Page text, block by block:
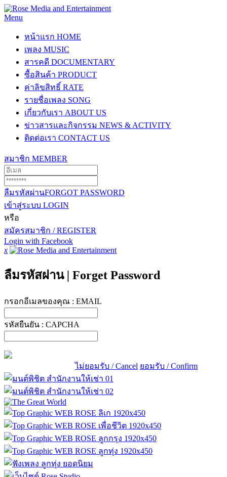
Menu
หน้าแรก HOME
เพลง MUSIC
สารคดี DOCUMENTARY
ซื้อสินค้า PRODUCT
ค่าลิขสิทธิ์ RATE
รายชื่อเพลง SONG
เกี่ยวกับเรา ABOUT US
ข่าวสารและกิจกรรม NEWS & ACTIVITY
ติดต่อเรา CONTACT US
สมาชิก MEMBER
ลืมรหัสผ่านFORGOT PASSWORD
เข้าสู่ระบบ LOGIN
หรือ
สมัครสมาชิก / REGISTER
Login with Facebook
x
ลืมรหัสผ่าน | Forget Password
กรอกอีเมลของคุณ : EMAIL
รหัสยืนยัน : CAPCHA
ไม่ยอมรับ / Cancel ยอมรับ / Confirm